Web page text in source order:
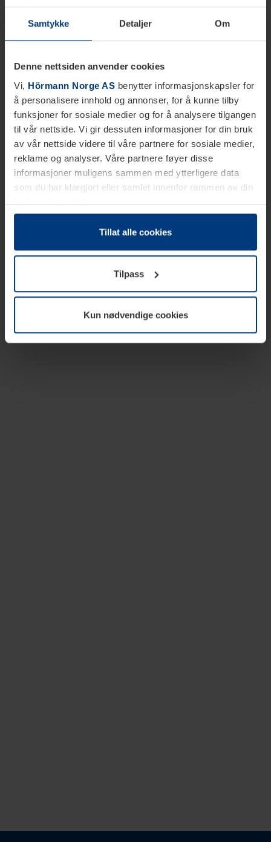
Samtykke Detaljer Om
Denne nettsiden anvender cookies
Vi, Hörmann Norge AS benytter informasjonskapsler for
å personalisere innhold og annonser, for å kunne tilby
funksjoner for sosiale medier og for å analysere tilgangen
til vår nettside. Vi gir dessuten informasjoner for din bruk
av vår nettside videre til våre partnere for sosiale medier,
reklame og analyser. Våre partnere føyer disse
informasjoner muligens sammen med ytterligere data
som du har klargjort eller samlet innenfor rammen av din
bruk av tjenestene.
Etter loven kan vi lagre informasjonskapsler på din
datamaskin, hvis disse er absolutt nødvendig for drift av
trenger vi din tillatelse. Du kan når som helst endre eller
tilbakekalle ditt samtykke i forklaringen av
informasjonskapselen på sidenPersonvernerklæringpå
Tillat alle cookies
Tilpass
Kun nødvendige cookies